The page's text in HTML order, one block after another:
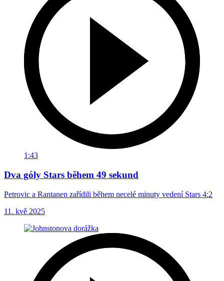
1:43
Dva góly Stars během 49 sekund
Petrovic a Rantanen zařídili během necelé minuty vedení Stars 4:2
11. kvě 2025